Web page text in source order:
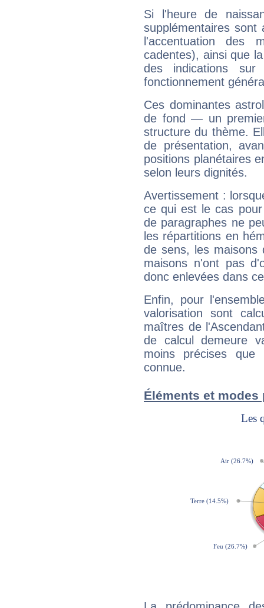
Si l'heure de
supplémentaires sont
l'accentuation des
cadentes), ainsi que
des indications sur
fonctionnement
Ces dominantes
de fond — un
structure du thème.
de présentation,
positions planétaires
selon leurs dignités.
Avertissement :
ce qui est le cas
de paragraphes ne
les répartitions en
de sens, les maisons
maisons n'ont pas
donc enlevées dans
Enfin, pour
valorisation sont
maîtres de
de calcul demeure
moins précises que
connue.
Éléments et